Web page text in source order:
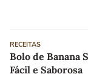
RECEITAS
Bolo de Banana
Fácil e Saborosa